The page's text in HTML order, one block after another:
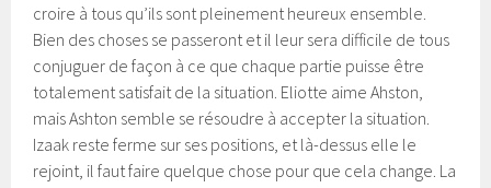
croire à tous qu’ils sont pleinement heureux ensemble.
Bien des choses se passeront et il leur sera difficile de tous
conjuguer de façon à ce que chaque partie puisse être
totalement satisfait de la situation. Eliotte aime Ahston,
mais Ashton semble se résoudre à accepter la situation.
Izaak reste ferme sur ses positions, et là-dessus elle le
rejoint, il faut faire quelque chose pour que cela change. La